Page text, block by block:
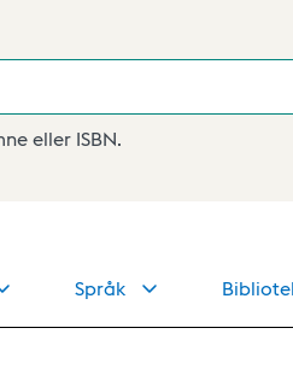
eller ISBN.
Språk